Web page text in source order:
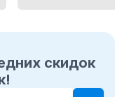
скидок